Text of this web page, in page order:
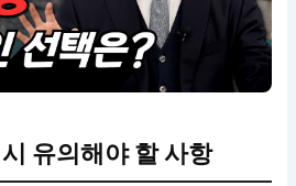
유의해야 할 사항